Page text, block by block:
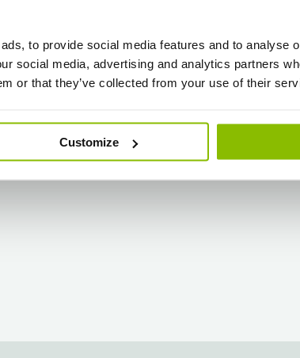
to provide social media features and to analyse
social media, advertising and analytics partners
or that they’ve collected from your use of their
Customize